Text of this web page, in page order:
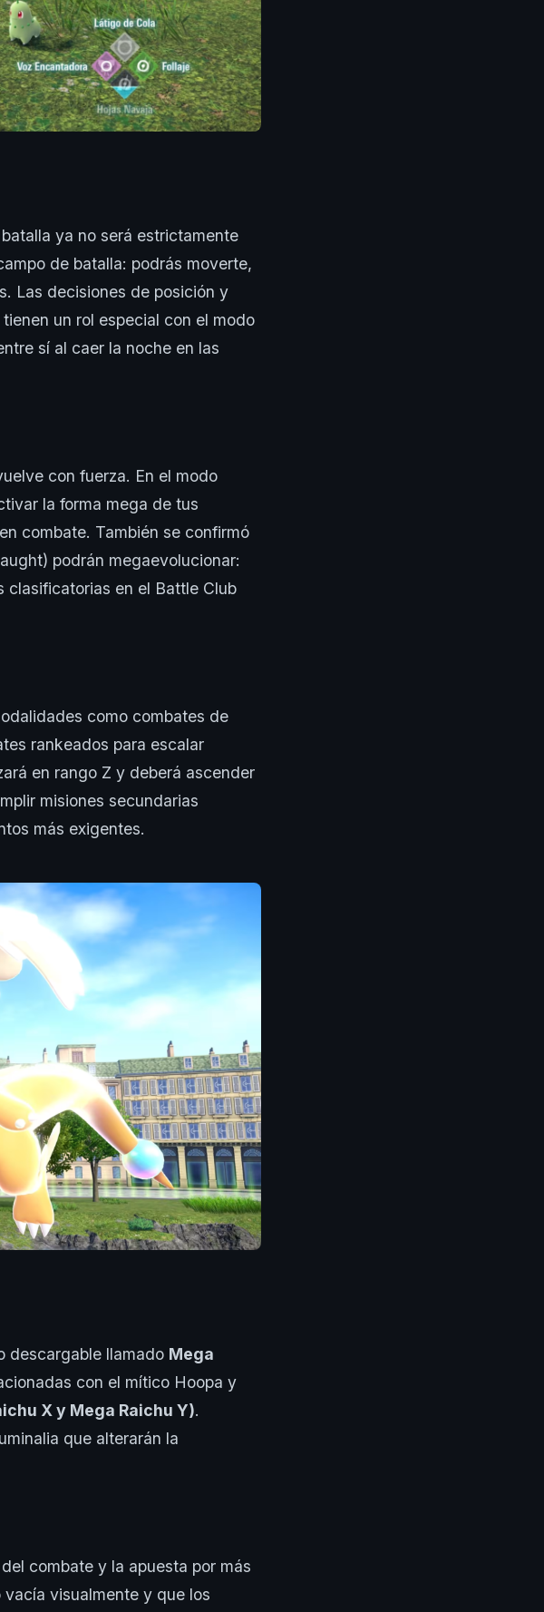
ya no será estrictamente
de batalla: podrás moverte,
Las decisiones de posición y
un rol especial con el modo
sí al caer la noche en las
con fuerza. En el modo
la forma mega de tus
combate. También se confirmó
podrán megaevolucionar:
clasificatorias en el Battle Club
como combates de
rankeados para escalar
en rango Z y deberá ascender
misiones secundarias
más exigentes.
descargable llamado Mega
con el mítico Hoopa y
X y Mega Raichu Y).
que alterarán la
combate y la apuesta por más
visualmente y que los